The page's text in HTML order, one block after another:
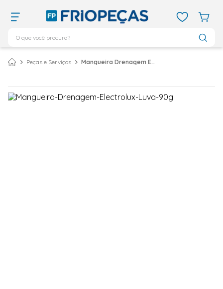
Peças e Serviços Mangueira Drenagem Electrolux Luva 90g
1º ar condicionado 12000
3º ar condicionado